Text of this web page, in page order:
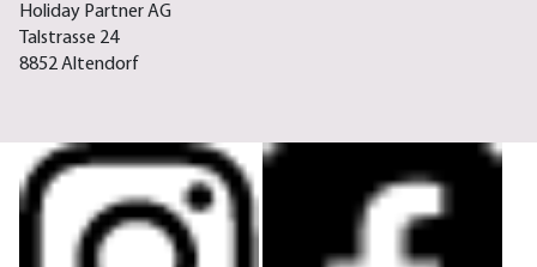
Holiday Partner AG
Talstrasse 24
8852 Altendorf